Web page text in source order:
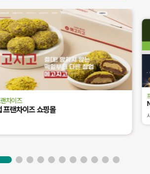
차이즈
프랜차이즈 쇼핑몰